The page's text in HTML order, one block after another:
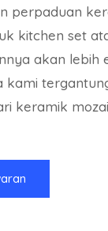
perpaduan
kitchen set
akan lebih
kami
keramik